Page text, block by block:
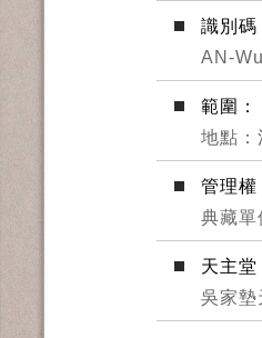
識別碼
AN-
範圍：
地點：
管理權
典藏單
天主堂
吳家墊